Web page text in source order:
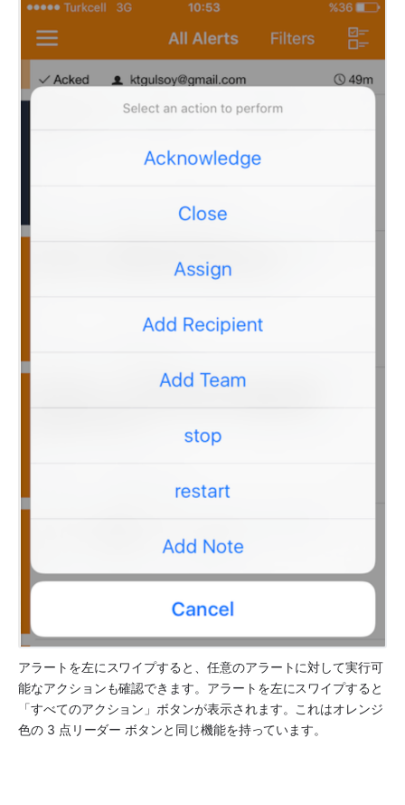
アラートを左にスワイプすると、任意のアラートに対して実行可
能なアクションも確認できます。アラートを左にスワイプすると
「すべてのアクション」ボタンが表示されます。これはオレンジ
色の 3 点リーダー ボタンと同じ機能を持っています。